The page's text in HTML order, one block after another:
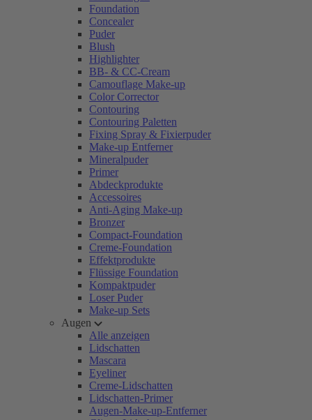
Foundation
Concealer
Puder
Blush
Highlighter
BB- & CC-Cream
Camouflage Make-up
Color Corrector
Contouring
Contouring Paletten
Fixing Spray & Fixierpuder
Make-up Entferner
Mineralpuder
Primer
Abdeckprodukte
Accessoires
Anti-Aging Make-up
Bronzer
Compact-Foundation
Creme-Foundation
Effektprodukte
Flüssige Foundation
Kompaktpuder
Loser Puder
Make-up Sets
Augen
Alle anzeigen
Lidschatten
Mascara
Eyeliner
Creme-Lidschatten
Lidschatten-Primer
Augen-Make-up-Entferner